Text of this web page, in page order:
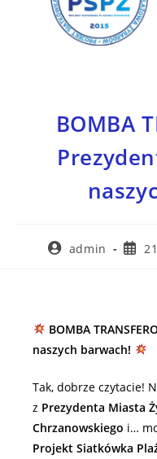
BOMBA
admin
BOMBA
naszych barwach!
Tak, dobrze czytacie!
z Prezydenta Miasta
Chrzanowskiego i…
Projekt Siatkówka